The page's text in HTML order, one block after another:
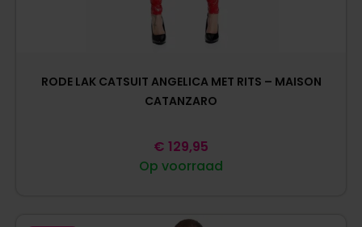
RODE LAK CATSUIT ANGELICA MET RITS – MAISON
CATANZARO
Op voorraad
€ 129,95